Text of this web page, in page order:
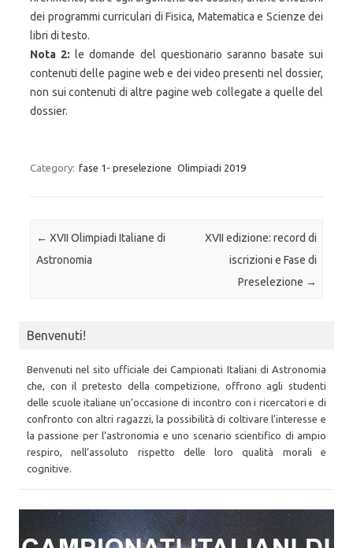
dei programmi curriculari di Fisica, Matematica e Scienze dei
libri di testo.
Nota 2:le domande del questionario saranno basate sui
contenuti delle pagine web e dei video presenti nel dossier,
non sui contenuti di altre pagine web collegate a quelle del
dossier.
Category: fase 1- preselezione Olimpiadi 2019
Post navigation
← XVII Olimpiadi Italiane di
Astronomia
XVII edizione: record di
iscrizioni e Fase di
Preselezione →
Benvenuti!
Benvenuti nel sito ufficiale dei Campionati Italiani di Astronomia
che, con il pretesto della competizione, offrono agli studenti
delle scuole italiane un’occasione di incontro con i ricercatori e di
confronto con altri ragazzi, la possibilità di coltivare l’interesse e
la passione per l’astronomia e uno scenario scientifico di ampio
respiro, nell’assoluto rispetto delle loro qualità morali e
cognitive.